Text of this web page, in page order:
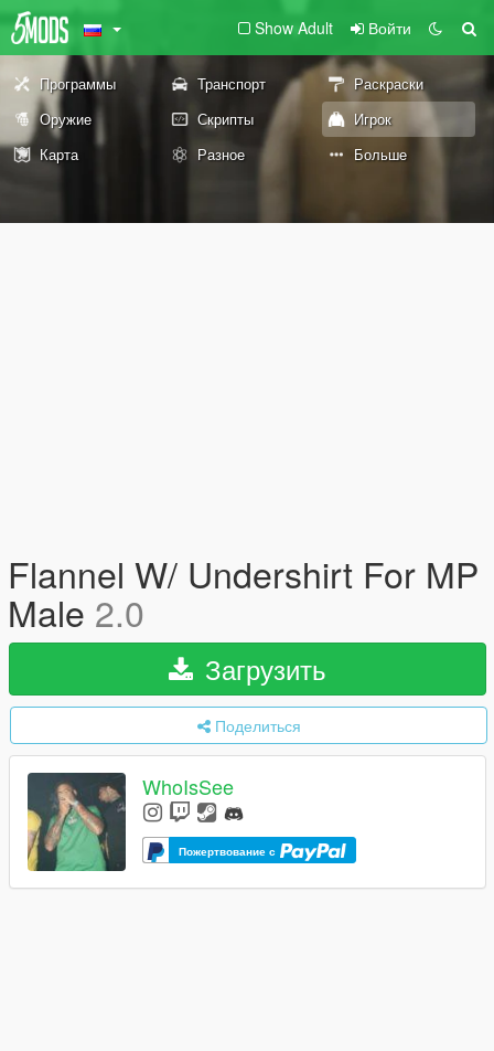
Show Adult Войти
Программы Транспорт
Раскраски
Оружие
Скрипты
Игрок
Карта
Разное Больше
Flannel W/ Undershirt For MP
Male 2.0
Загрузить
Поделиться
WhoIsSee
Пожертвование с